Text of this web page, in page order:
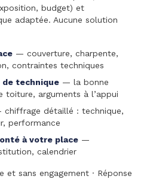
budget) et
adaptée. Aucune solution
— couverture, charpente,
contraintes techniques
de technique — la bonne
toiture, arguments à l’appui
chiffrage détaillé : technique,
performance
à votre place —
calendrier
et sans engagement · Réponse